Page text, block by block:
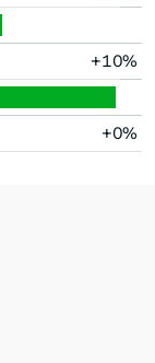
+10%
+0%